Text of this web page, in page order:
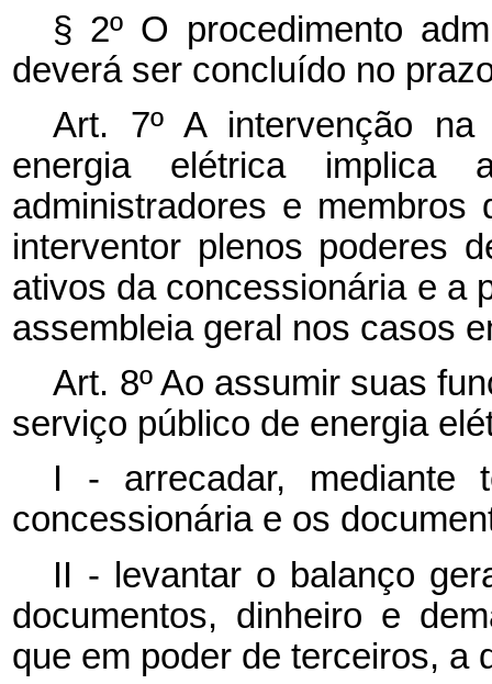
§ 2º O procedimento
deverá ser concluído no
Art. 7º A intervenção
energia elétrica implica
administradores e
interventor plenos poderes
ativos da concessionária e a
assembleia geral nos casos
Art. 8º Ao assumir suas
serviço público de energia
I - arrecadar, mediante
concessionária e os
II - levantar o balanço
documentos, dinheiro e
que em poder de terceiros, a